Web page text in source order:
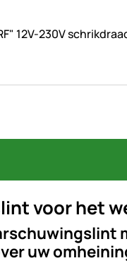
12V-230V
voor het
uw